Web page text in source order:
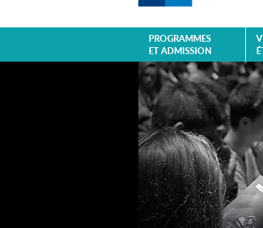
PROGRAMMES
ET ADMISSION